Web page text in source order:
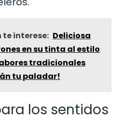
te interese: Deliciosa
en su tinta al estilo
tradicionales
tu paladar!
los sentidos